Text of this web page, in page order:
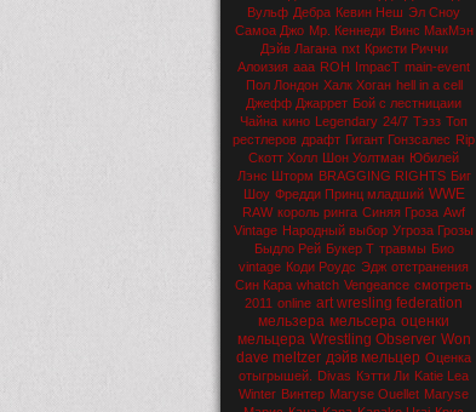
Вульф Дебра Кевин Неш Эл Сноу
Самоа Джо Мр. Кеннеди Винс МакМэн
Дэйв Лагана nxt Кристи Риччи
Алоизия aaa ROH ImpacT main-event
Пол Лондон Халк Хоган hell in a cell
Джефф Джаррет Бой с лестницаии
Чайна кино Legendary 24/7 Тэзз Топ
рестлеров драфт Гигант Гонзсалес Rip
Скотт Холл Шон Уолтман Юбилей
Лэнс Шторм BRAGGING RIGHTS Биг
Шоу Фредди Принц младший WWE
RAW король ринга Синяя Гроза Awf
Vintage Народный выбор Угроза Грозы
Быдло Рей Букер Т травмы Био
vintage Коди Роудс Эдж отстранения
Син Кара whatch Vengeance смотреть
2011 online art wresling federation
мельзера мельсера оценки
мельцера Wrestling Observer Won
dave meltzer дэйв мельцер Оценка
отыгрышей.
Divas Кэтти Ли Katie Lea
Winter Винтер Maryse Ouellet Maryse